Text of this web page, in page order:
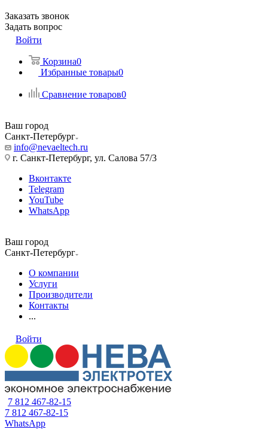
Заказать звонок
Задать вопрос
Войти
Корзина0
Избранные товары0
Сравнение товаров0
Ваш город
Санкт-Петербург
info@nevaeltech.ru
г. Санкт-Петербург, ул. Салова 57/3
Вконтакте
Telegram
YouTube
WhatsApp
Ваш город
Санкт-Петербург
О компании
Услуги
Производители
Контакты
...
Войти
7 812 467-82-15
7 812 467-82-15
WhatsApp